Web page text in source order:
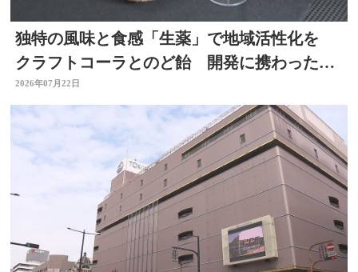
独特の風味と食感「生薬」で地域活性化を
クラフトコーラとのど飴 開発に携わった薬
剤師の思いは 大分
2026年07月22日